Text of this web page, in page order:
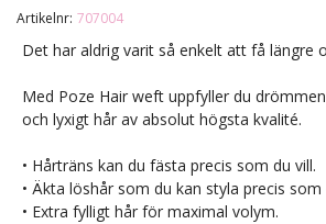
Artikelnr: 707004
Det har aldrig varit så enkelt att få längre
Med Poze Hair weft uppfyller du
och lyxigt hår av absolut högsta kvalité.
• Hårträns kan du fästa precis som du vill.
• Äkta löshår som du kan styla precis som
• Extra fylligt hår för maximal volym.